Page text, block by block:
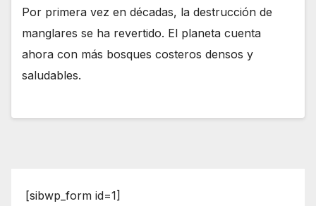
Por primera vez en décadas, la destrucción de
manglares se ha revertido. El planeta cuenta
ahora con más bosques costeros densos y
saludables.
[sibwp_form id=1]